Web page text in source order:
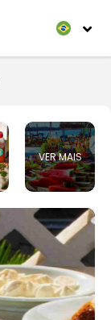
VER MAIS